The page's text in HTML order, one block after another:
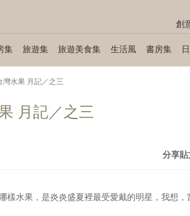
創
集 旅遊集 旅遊美食集 生活風 書房集
水果 月記／之三
月記／之三
分享
樣水果，是炎炎盛夏裡最受愛戴的明星，我想，